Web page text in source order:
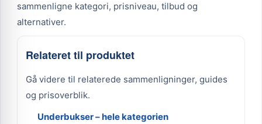
sammenligne kategori, prisniveau, tilbud og
alternativer.
Relateret til produktet
Gå videre til relaterede sammenligninger, guides
og prisoverblik.
Underbukser – hele kategorien